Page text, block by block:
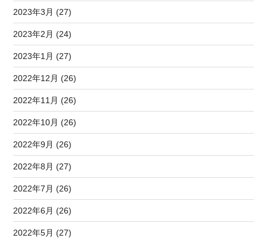
2023年3月 (27)
2023年2月 (24)
2023年1月 (27)
2022年12月 (26)
2022年11月 (26)
2022年10月 (26)
2022年9月 (26)
2022年8月 (27)
2022年7月 (26)
2022年6月 (26)
2022年5月 (27)